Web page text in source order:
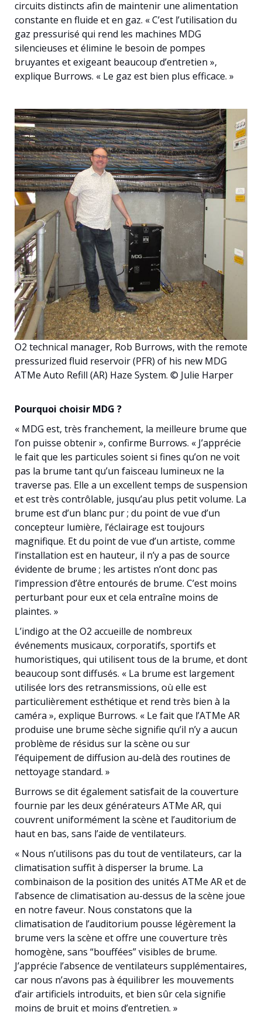
circuits distincts afin de maintenir une alimentation
constante en fluide et en gaz. « C’est l’utilisation du
gaz pressurisé qui rend les machines MDG
silencieuses et élimine le besoin de pompes
bruyantes et exigeant beaucoup d’entretien »,
explique Burrows. « Le gaz est bien plus efficace. »
O2 technical manager, Rob Burrows, with the remote
pressurized fluid reservoir (PFR) of his new MDG
ATMe Auto Refill (AR) Haze System. © Julie Harper
Pourquoi choisir MDG ?
« MDG est, très franchement, la meilleure brume que
l’on puisse obtenir », confirme Burrows. « J’apprécie
le fait que les particules soient si fines qu’on ne voit
pas la brume tant qu’un faisceau lumineux ne la
traverse pas. Elle a un excellent temps de suspension
et est très contrôlable, jusqu’au plus petit volume. La
brume est d’un blanc pur ; du point de vue d’un
concepteur lumière, l’éclairage est toujours
magnifique. Et du point de vue d’un artiste, comme
l’installation est en hauteur, il n’y a pas de source
évidente de brume ; les artistes n’ont donc pas
l’impression d’être entourés de brume. C’est moins
perturbant pour eux et cela entraîne moins de
plaintes. »
L’indigo at the O2 accueille de nombreux
événements musicaux, corporatifs, sportifs et
humoristiques, qui utilisent tous de la brume, et dont
beaucoup sont diffusés. « La brume est largement
utilisée lors des retransmissions, où elle est
particulièrement esthétique et rend très bien à la
caméra », explique Burrows. « Le fait que l’ATMe AR
produise une brume sèche signifie qu’il n’y a aucun
problème de résidus sur la scène ou sur
l’équipement de diffusion au-delà des routines de
nettoyage standard. »
Burrows se dit également satisfait de la couverture
fournie par les deux générateurs ATMe AR, qui
couvrent uniformément la scène et l’auditorium de
haut en bas, sans l’aide de ventilateurs.
« Nous n’utilisons pas du tout de ventilateurs, car la
climatisation suffit à disperser la brume. La
combinaison de la position des unités ATMe AR et de
l’absence de climatisation au-dessus de la scène joue
en notre faveur. Nous constatons que la
climatisation de l’auditorium pousse légèrement la
brume vers la scène et offre une couverture très
homogène, sans “bouffées” visibles de brume.
J’apprécie l’absence de ventilateurs supplémentaires,
car nous n’avons pas à équilibrer les mouvements
d’air artificiels introduits, et bien sûr cela signifie
moins de bruit et moins d’entretien. »